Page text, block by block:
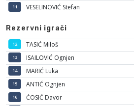
11 VESELINOVIĆ Stefan
Rezervni igrači
12 TASIĆ Miloš
13 ISAILOVIĆ Ognjen
14 MARIĆ Luka
15 ANTIĆ Ognjen
16 ĆOSIĆ Davor